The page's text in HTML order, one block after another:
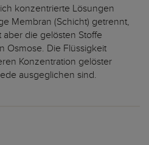
konzentrierte Lösungen
Membran (Schicht) getrennt,
die gelösten Stoffe
Osmose. Die Flüssigkeit
Konzentration gelöster
ausgeglichen sind.